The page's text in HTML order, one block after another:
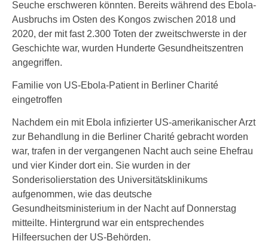
Seuche erschweren könnten. Bereits während des Ebola-
Ausbruchs im Osten des Kongos zwischen 2018 und
2020, der mit fast 2.300 Toten der zweitschwerste in der
Geschichte war, wurden Hunderte Gesundheitszentren
angegriffen.
Familie von US-Ebola-Patient in Berliner Charité
eingetroffen
Nachdem ein mit Ebola infizierter US-amerikanischer Arzt
zur Behandlung in die Berliner Charité gebracht worden
war, trafen in der vergangenen Nacht auch seine Ehefrau
und vier Kinder dort ein. Sie wurden in der
Sonderisolierstation des Universitätsklinikums
aufgenommen, wie das deutsche
Gesundheitsministerium in der Nacht auf Donnerstag
mitteilte. Hintergrund war ein entsprechendes
Hilfeersuchen der US-Behörden.